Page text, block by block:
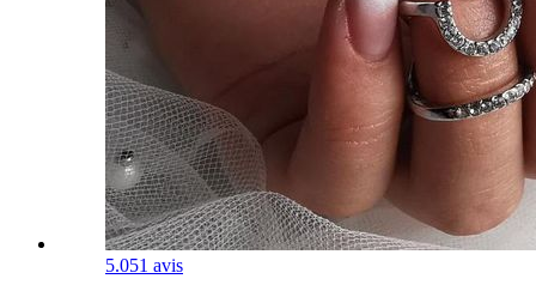
5.051 avis